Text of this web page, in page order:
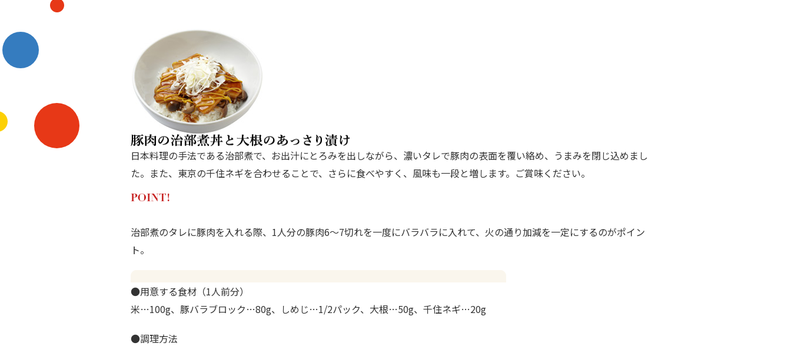
日本料理の手法である治部煮で、お出汁にとろみを出しながら、濃いタレで豚肉の表面を覆い絡め、うまみを閉じ込めまし
た。また、東京の千住ネギを合わせることで、さらに食べやすく、風味も一段と増します。ご賞味ください。
治部煮のタレに豚肉を入れる際、1人分の豚肉6～7切れを一度にバラバラに入れて、火の通り加減を一定にするのがポイン
ト。
●用意する食材（1人前分）
米…100g、豚バラブロック…80g、しめじ…1/2パック、大根…50g、千住ネギ…20g
●調理方法